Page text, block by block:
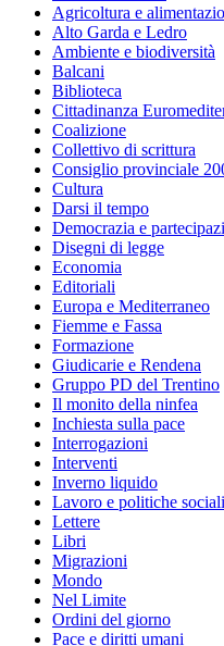
Agricoltura e
Alto Garda e Ledro
Ambiente e biodiversità
Balcani
Biblioteca
Cittadinanza
Coalizione
Collettivo di scrittura
Consiglio provinciale
Cultura
Darsi il tempo
Democrazia e
Disegni di legge
Economia
Editoriali
Europa e Mediterraneo
Fiemme e Fassa
Formazione
Giudicarie e Rendena
Gruppo PD del Trentino
Il monito della ninfea
Inchiesta sulla pace
Interrogazioni
Interventi
Inverno liquido
Lavoro e politiche sociali
Lettere
Libri
Migrazioni
Mondo
Nel Limite
Ordini del giorno
Pace e diritti umani